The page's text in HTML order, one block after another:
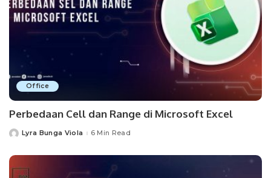
Office
Perbedaan Cell dan Range di Microsoft Excel
PostedLyra Bunga Viola 6 Min Read